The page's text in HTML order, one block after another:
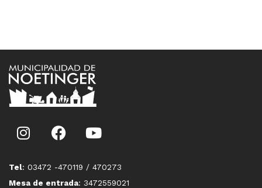
Tel: 03472 -470119 / 470273
Mesa de entrada: 3472559021